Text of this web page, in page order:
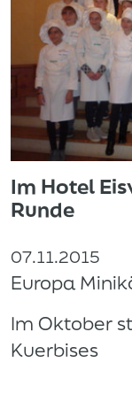
Im Hotel
Runde
07.11.2015
Europa
Im Oktober
Kuerbises